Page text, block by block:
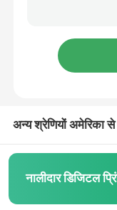
अन्य श्रेणियों अमेरिका से
नालीदार डिजिटल